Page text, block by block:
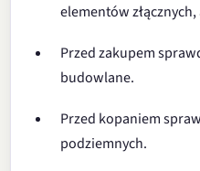
elementów
Przed zakupem
budowlane.
Przed kopaniem
podziemnych.